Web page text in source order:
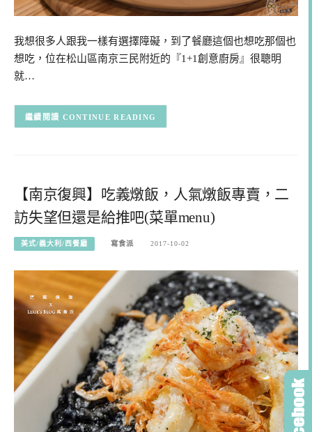
我想很多人跟我一樣有選擇障礙，到了餐廳這個也想吃那個也
想吃，位在松山區南京三民附近的『1+1創意廚房』很聰明
就…
CONTINUE READING
【南京復興】吃義燉飯，人氣燉飯專賣，二
訪失望但還是給推吧(菜單menu)
美式/義大利/西餐廳 寫食派 2017-10-02